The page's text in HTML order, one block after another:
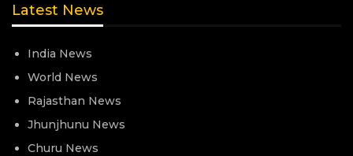
Latest News
India News
World News
Rajasthan News
Jhunjhunu News
Churu News